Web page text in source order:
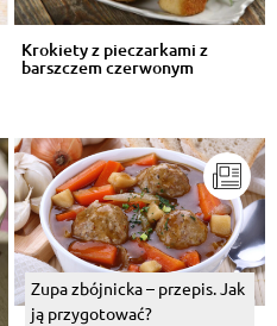
Krokiety z pieczarkami z
barszczem czerwonym
Zupa zbójnicka – przepis. Jak
ją przygotować?